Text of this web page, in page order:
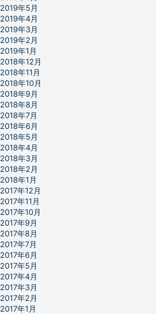
2019年5月
2019年4月
2019年3月
2019年2月
2019年1月
2018年12月
2018年11月
2018年10月
2018年9月
2018年8月
2018年7月
2018年6月
2018年5月
2018年4月
2018年3月
2018年2月
2018年1月
2017年12月
2017年11月
2017年10月
2017年9月
2017年8月
2017年7月
2017年6月
2017年5月
2017年4月
2017年3月
2017年2月
2017年1月